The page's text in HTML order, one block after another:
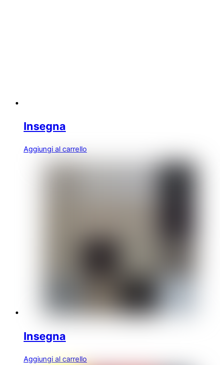
Insegna
Aggiungi al carrello
Insegna
Aggiungi al carrello